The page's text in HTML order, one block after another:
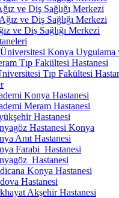
ve Diş Sağlığı Merkezi
ve Diş Sağlığı Merkezi
ve Diş Sağlığı Merkezi
Konya Uygulama
Tıp Fakültesi Hastanesi
Tıp Fakültesi
Konya Hastanesi
Meram Hastanesi
Hastanesi
Hastanesi Konya
Anıt Hastanesi
Farabi Hastanesi
Hastanesi
Konya Hastanesi
Hastanesi
Akşehir Hastanesi